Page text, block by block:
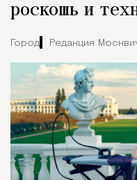
роскошь и
Город Редакция